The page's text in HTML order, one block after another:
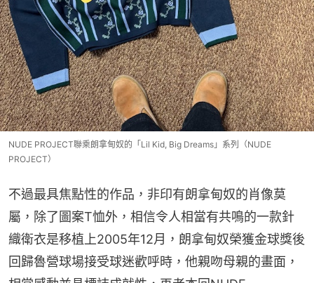
NUDE PROJECT聯乘朗拿甸奴的「Lil Kid, Big Dreams」系列（NUDE
PROJECT）
不過最具焦點性的作品，非印有朗拿甸奴的肖像莫
屬，除了圖案T恤外，相信令人相當有共鳴的一款針
織衛衣是移植上2005年12月，朗拿甸奴榮獲金球獎後
回歸魯營球場接受球迷歡呼時，他親吻母親的畫面，